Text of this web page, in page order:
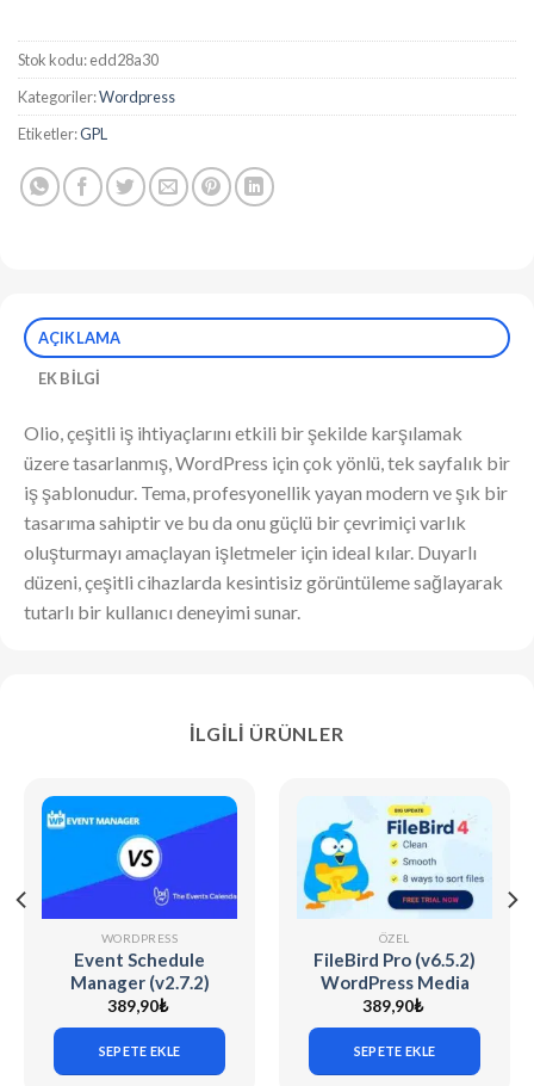
Stok kodu:edd28a30
Kategoriler:Wordpress
Etiketler:GPL
AÇIKLAMA
EK BILGI
Olio, çeşitli iş ihtiyaçlarını etkili bir şekilde karşılamak
üzere tasarlanmış, WordPress için çok yönlü, tek sayfalık bir
iş şablonudur. Tema, profesyonellik yayan modern ve şık bir
tasarıma sahiptir ve bu da onu güçlü bir çevrimiçi varlık
oluşturmayı amaçlayan işletmeler için ideal kılar. Duyarlı
düzeni, çeşitli cihazlarda kesintisiz görüntüleme sağlayarak
tutarlı bir kullanıcı deneyimi sunar.
İLGILI ÜRÜNLER
WORDPRESS
Event Schedule
Manager (v2.7.2)
The Events
Calendar
389,90₺
SEPETE EKLE
ÖZEL
FileBird Pro (v6.5.2)
WordPress Media
Library Folders
389,90₺
SEPETE EKLE